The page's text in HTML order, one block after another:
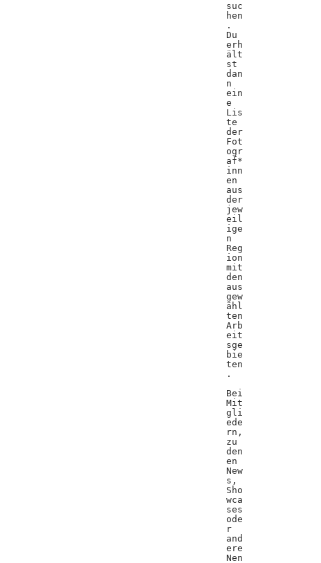
suc
hen
.
Du
erh
ält
st
dan
n
ein
e
Lis
te
der
Fot
ogr
af*
inn
en
aus
der
jew
eil
ige
n
Reg
ion
mit
den
aus
gew
ähl
ten
Arb
eit
sge
bie
ten
.
Bei
Mit
gli
ede
rn,
zu
den
en
New
s,
Sho
wca
ses
ode
r
and
ere
Nen